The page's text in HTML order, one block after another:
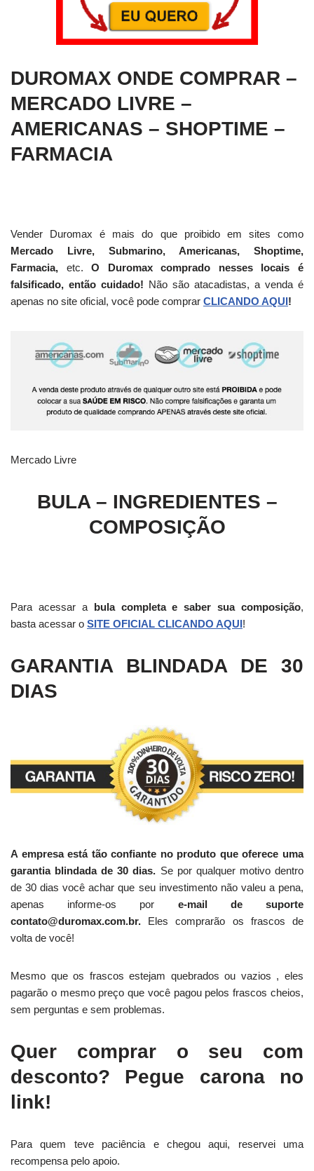
DUROMAX ONDE COMPRAR –
MERCADO LIVRE –
AMERICANAS – SHOPTIME –
FARMACIA
Vender Duromax é mais do que proibido em sites como
Mercado Livre, Submarino, Americanas, Shoptime,
Farmacia, etc.O Duromax comprado nesses locais é
falsificado, então cuidado! Não são atacadistas, a venda é
apenas no site oficial, você pode comprar CLICANDO AQUI!
Mercado Livre
BULA – INGREDIENTES –
COMPOSIÇÃO
Para acessar a bula completa e saber sua composição,
basta acessar o SITE OFICIAL CLICANDO AQUI!
GARANTIA BLINDADA DE 30
DIAS
A empresa está tão confiante no produto que oferece uma
garantia blindada de 30 dias. Se por qualquer motivo dentro
de 30 dias você achar que seu investimento não valeu a pena,
apenas informe-os por e-mail de suporte
contato@duromax.com.br. Eles comprarão os frascos de
volta de você!
Mesmo que os frascos estejam quebrados ou vazios , eles
pagarão o mesmo preço que você pagou pelos frascos cheios,
sem perguntas e sem problemas.
Quer comprar o seu com
desconto? Pegue carona no
link!
Para quem teve paciência e chegou aqui, reservei uma
recompensa pelo apoio.